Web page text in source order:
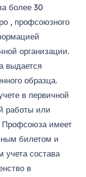
более 30
, профсоюзного
организации.
выдается
образца.
в первичной
работы или
Профсоюза имеет
билетом и
учета состава
в